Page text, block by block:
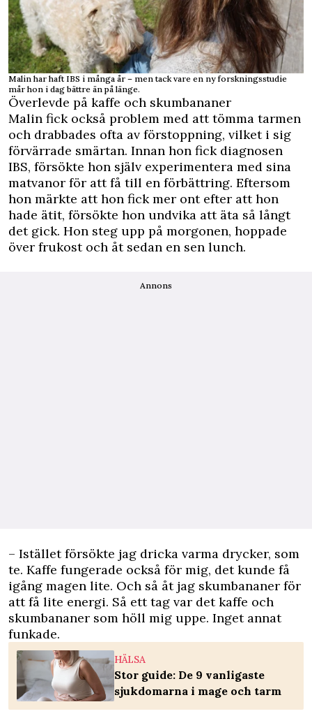
Malin har haft IBS i många år – men tack vare en ny forskningsstudie
mår hon i dag bättre än på länge.
Överlevde på kaffe och skumbananer
Malin fick också problem med att tömma tarmen
och drabbades ofta av förstoppning, vilket i sig
förvärrade smärtan. Innan hon fick diagnosen
IBS, försökte hon själv experimentera med sina
matvanor för att få till en förbättring. Eftersom
hon märkte att hon fick mer ont efter att hon
hade ätit, försökte hon undvika att äta så långt
det gick. Hon steg upp på morgonen, hoppade
över frukost och åt sedan en sen lunch.
Annons
– Istället försökte jag dricka varma drycker, som
te. Kaffe fungerade också för mig, det kunde få
igång magen lite. Och så åt jag skumbananer för
att få lite energi. Så ett tag var det kaffe och
skumbananer som höll mig uppe. Inget annat
funkade.
HÄLSA
Stor guide: De 9 vanligaste
sjukdomarna i mage och tarm